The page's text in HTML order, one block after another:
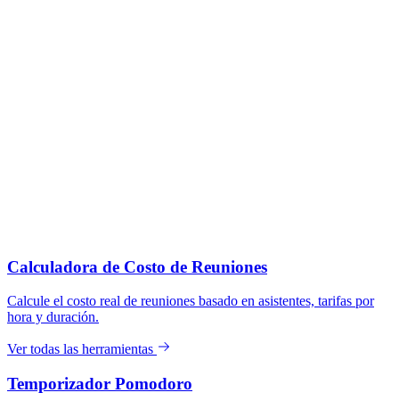
Calculadora de Costo de Reuniones
Calcule el costo real de reuniones basado en asistentes, tarifas por
hora y duración.
Ver todas las herramientas
Temporizador Pomodoro